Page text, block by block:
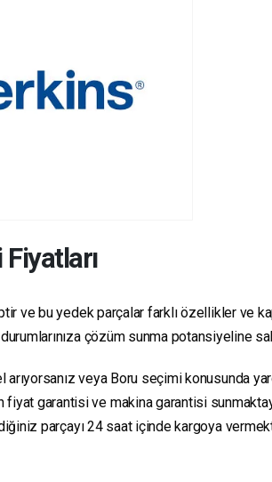
ve bu yedek parçalar farklı özellikler ve
çözüm sunma potansiyeline
veya Boru seçimi konusunda
garantisi ve makina garantisi
parçayı 24 saat içinde kargoya